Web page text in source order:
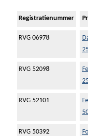
Registratienummer
RVG 06978
RVG 52098
RVG 52101
RVG 50392